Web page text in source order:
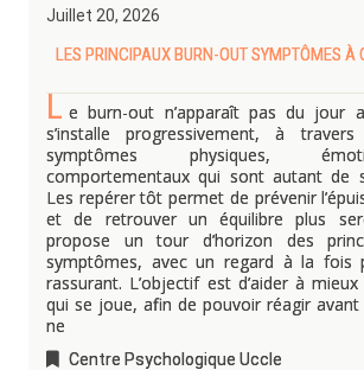
Juillet 20, 2026
LES PRINCIPAUX BURN-OUT SYMPTÔMES À
L e burn-out n’apparaît pas du jour
s’installe progressivement, à
symptômes physiques,
comportementaux qui sont autant de
Les repérer tôt permet de prévenir
et de retrouver un équilibre plus
propose un tour d’horizon des
symptômes, avec un regard à la fois
rassurant. L’objectif est d’aider à
qui se joue, afin de pouvoir réagir
ne
Centre Psychologique Uccle